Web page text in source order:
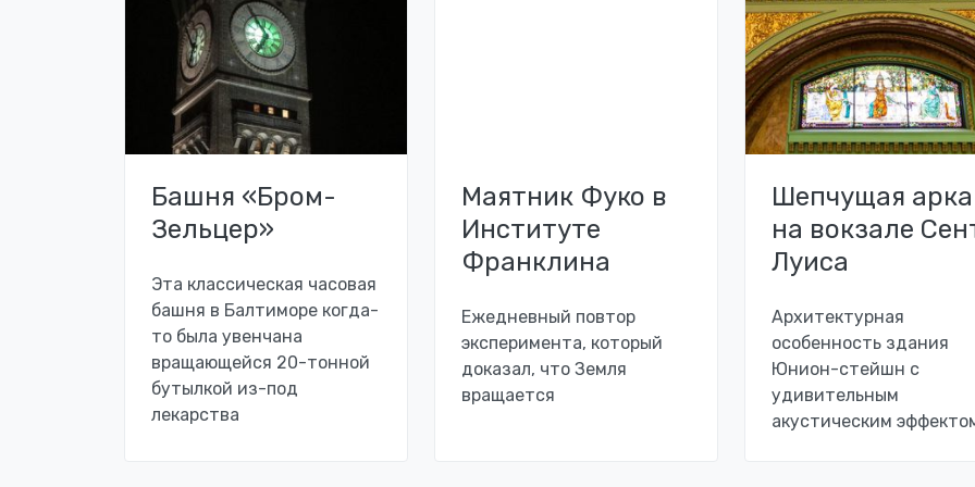
Башня «Бром-
Зельцер»
Эта классическая часовая
башня в Балтиморе когда-
то была увенчана
вращающейся 20-тонной
бутылкой из-под
лекарства
Маятник Фуко в
Институте
Франклина
Ежедневный повтор
эксперимента, который
доказал, что Земля
вращается
Шепчущая арка
на вокзале
Луиса
Архитектурная
особенность здания
Юнион-стейшн с
удивительным
акустическим